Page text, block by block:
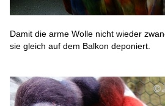
Damit die arme Wolle nicht wieder
sie gleich auf dem Balkon deponiert.